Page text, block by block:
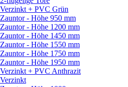
Verzinkt + PVC Grün
Zauntor - Höhe 950 mm
Zauntor - Höhe 1200 mm
Zauntor - Höhe 1450 mm
Zauntor - Höhe 1550 mm
Zauntor - Höhe 1750 mm
Zauntor - Höhe 1950 mm
Verzinkt + PVC Anthrazit
Verzinkt